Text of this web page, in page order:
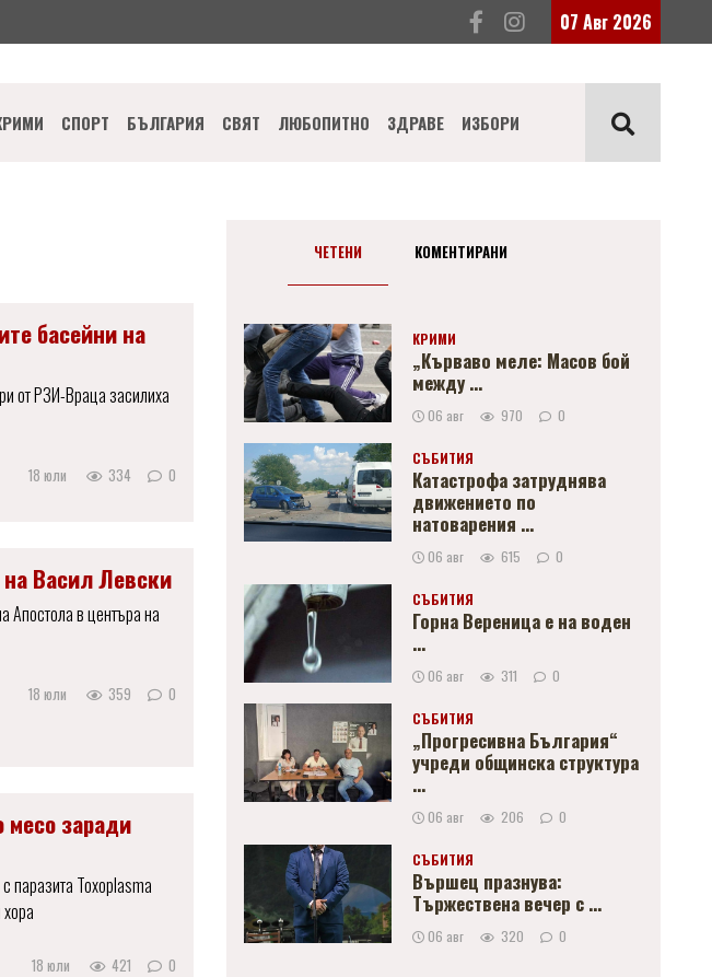
07 Авг 2026
СПОРТ БЪЛГАРИЯ СВЯТ ЛЮБОПИТНО ЗДРАВЕ ИЗБОРИ
басейни на
от РЗИ-Враца засилиха
18 юли 334 0
Васил Левски
Апостола в центъра на
18 юли 359 0
месо заради
паразита Toxoplasma
18 юли 421 0
ЧЕТЕНИ КОМЕНТИРАНИ
КРИМИ
„Кърваво меле: Масов бой
между ...
06 авг 970 0
СЪБИТИЯ
Катастрофа затруднява
движението по
натоварения ...
06 авг 615 0
СЪБИТИЯ
Горна Вереница е на воден
...
06 авг 311 0
СЪБИТИЯ
„Прогресивна България“
учреди общинска структура
...
06 авг 206 0
СЪБИТИЯ
Вършец празнува:
Тържествена вечер с ...
06 авг 320 0